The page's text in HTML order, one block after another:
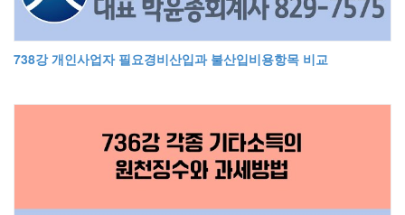
738강 개인사업자 필요경비산입과 불산입비용항목 비교